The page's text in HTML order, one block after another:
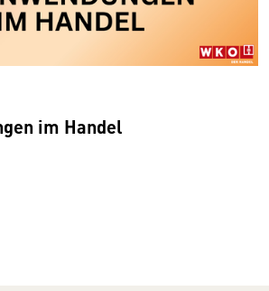
im Handel